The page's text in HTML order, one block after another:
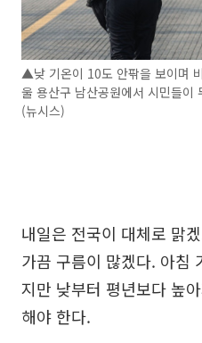
▲낮 기온이 10도 안팎을 보이며
울 용산구 남산공원에서 시민들이
(뉴시스)
내일은 전국이 대체로 맑
가끔 구름이 많겠다. 아침
지만 낮부터 평년보다 높
해야 한다.